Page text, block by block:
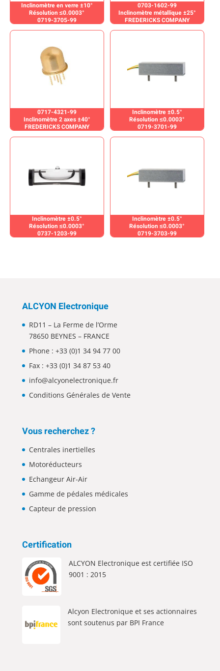
Inclinomètre en verre ±10°
Résolution ≤0.0003°
0719-3705-99
0703-1602-99
Inclinomètre métallique ±25°
FREDERICKS COMPANY
0717-4321-99
Inclinomètre 2 axes ±40°
FREDERICKS COMPANY
Inclinomètre ±0.5°
Résolution ≤0.0003°
0719-3701-99
Inclinomètre ±0.5°
Résolution ≤0.0003°
0737-1203-99
Inclinomètre ±0.5°
Résolution ≤0.0003°
0719-3703-99
ALCYON Electronique
RD11 – La Ferme de l’Orme
78650 BEYNES – FRANCE
Phone : +33 (0)1 34 94 77 00
Fax : +33 (0)1 34 87 53 40
info@alcyonelectronique.fr
Conditions Générales de Vente
Vous recherchez ?
Centrales inertielles
Motoréducteurs
Echangeur Air-Air
Gamme de pédales médicales
Capteur de pression
Certification
ALCYON Electronique est certifiée ISO
9001 : 2015
Alcyon Electronique et ses actionnaires
sont soutenus par BPI France